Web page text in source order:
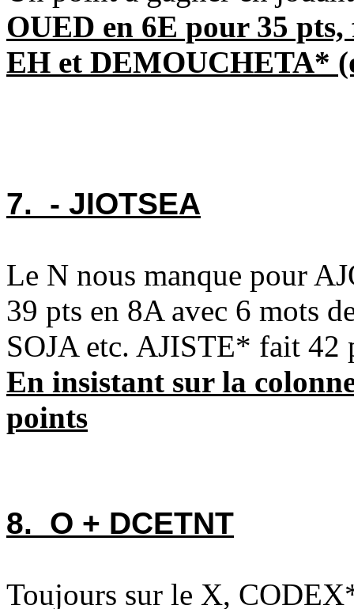
OUED en 6E pour 35
EH et DEMOUCHETA*
7. - JIOTSEA
Le N nous manque pour
39 pts en 8A avec 6 mots
SOJA etc. AJISTE* fait 42
En insistant sur la
points
8. O + DCETNT
Toujours sur le X,